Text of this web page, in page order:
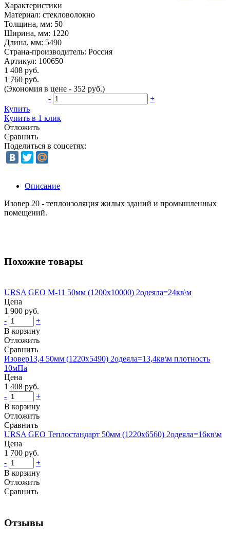
Характеристики
Материал: стекловолокно
Толщина, мм: 50
Ширина, мм: 1220
Длина, мм: 5490
Страна-производитель: Россия
Артикул: 100650
1 408 руб.
1 760 руб.
(Экономия в цене - 352 руб.)
-
+
Купить
Купить в 1 клик
Отложить
Сравнить
Поделиться в соцсетях:
Описание
Изовер 20 - теплоизоляция жилых зданий и промышленных
помещений.
Похожие товары
URSA GEO M-11 50мм (1200х10000) 2одеяла=24кв\м
Цена
1 900 руб.
-
+
В корзину
Отложить
Сравнить
Изовер13,4 50мм (1220х5490) 2одеяла=13,4кв\м плотность
10мПа
Цена
1 408 руб.
-
+
В корзину
Отложить
Сравнить
URSA GEO Теплостандарт 50мм (1220х6560) 2одеяла=16кв\м
Цена
1 700 руб.
-
+
В корзину
Отложить
Сравнить
Отзывы